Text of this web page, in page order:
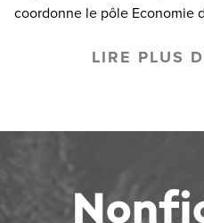
coordonne le pôle Economie
LIRE PLUS